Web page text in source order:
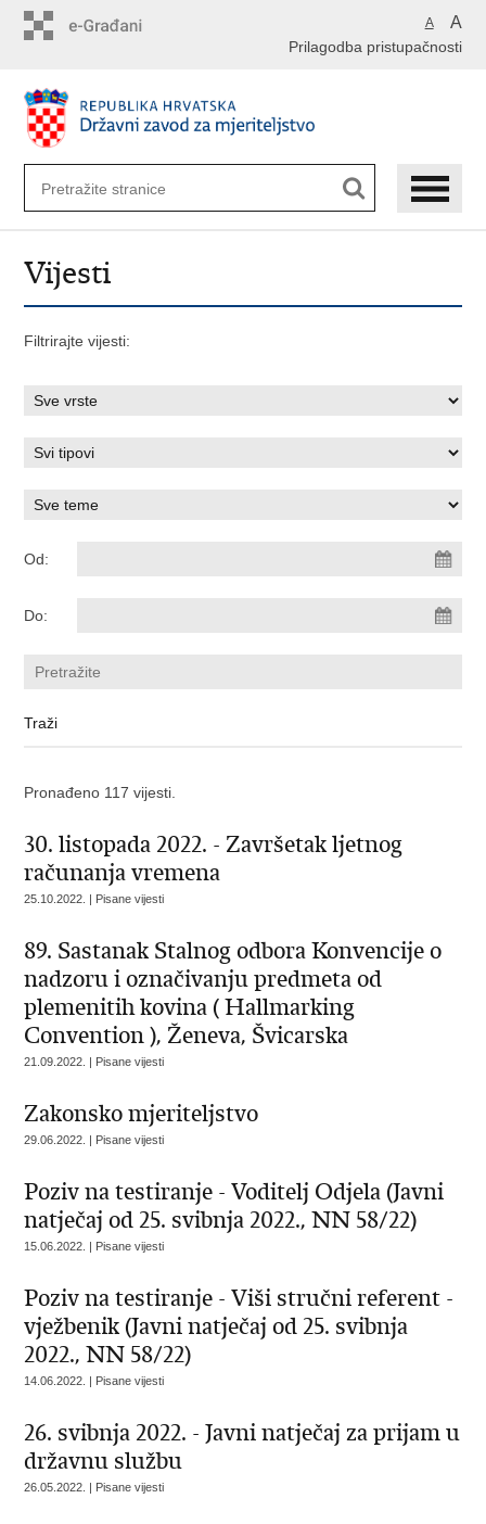
A A
Prilagodba pristupačnosti
Vijesti
Filtrirajte vijesti:
Od:
Do:
Pronađeno 117 vijesti.
30. listopada 2022. - Završetak ljetnog
računanja vremena
25.10.2022. | Pisane vijesti
89. Sastanak Stalnog odbora Konvencije o
nadzoru i označivanju predmeta od
plemenitih kovina ( Hallmarking
Convention ), Ženeva, Švicarska
21.09.2022. | Pisane vijesti
Zakonsko mjeriteljstvo
29.06.2022. | Pisane vijesti
Poziv na testiranje - Voditelj Odjela (Javni
natječaj od 25. svibnja 2022., NN 58/22)
15.06.2022. | Pisane vijesti
Poziv na testiranje - Viši stručni referent -
vježbenik (Javni natječaj od 25. svibnja
2022., NN 58/22)
14.06.2022. | Pisane vijesti
26. svibnja 2022. - Javni natječaj za prijam u
državnu službu
26.05.2022. | Pisane vijesti